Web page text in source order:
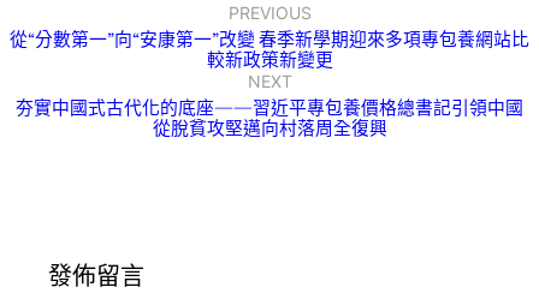
PREVIOUS
從“分數第一”向“安康第一”改變 春季新學期迎來多項專包養網站比
較新政策新變更
NEXT
夯實中國式古代化的底座——習近平專包養價格總書記引領中國
從脫貧攻堅邁向村落周全復興
發佈留言